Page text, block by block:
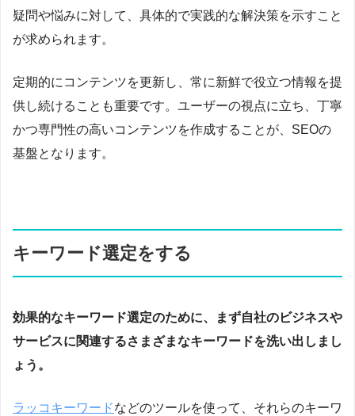
疑問や悩みに対して、具体的で実践的な解決策を示すこと
が求められます。
定期的にコンテンツを更新し、常に新鮮で役立つ情報を提
供し続けることも重要です。ユーザーの視点に立ち、丁寧
かつ専門性の高いコンテンツを作成することが、SEOの
基盤となります。
キーワード選定をする
効果的なキーワード選定のために、まず自社のビジネスや
サービスに関連するさまざまなキーワードを洗い出しまし
ょう。
ラッコキーワードなどのツールを使って、それらのキーワ